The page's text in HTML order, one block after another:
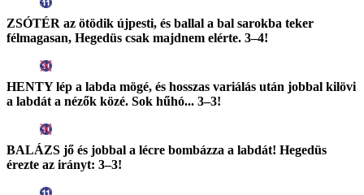
ZSÓTÉR az ötödik újpesti, és ballal a bal sarokba teker
félmagasan, Hegedüs csak majdnem elérte. 3–4!
HENTY lép a labda mögé, és hosszas variálás után jobbal kilövi
a labdát a nézők közé. Sok hűhó... 3–3!
BALÁZS jő és jobbal a lécre bombázza a labdát! Hegedüs
érezte az irányt: 3–3!